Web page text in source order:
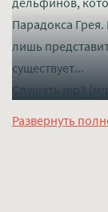
Парадокса
лишь
существует...
Слушать mp3
Развернуть